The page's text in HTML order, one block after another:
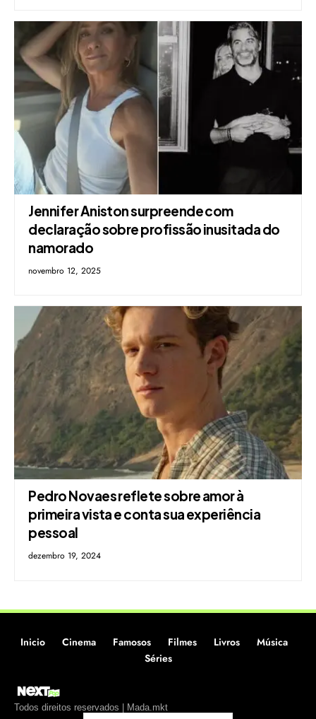
Jennifer Aniston surpreende com
declaração sobre profissão inusitada do
namorado
novembro 12, 2025
Pedro Novaes reflete sobre amor à
primeira vista e conta sua experiência
pessoal
dezembro 19, 2024
Inicio Cinema Famosos Filmes Livros
Música
Séries
Todos direitos reservados | Mada.mkt